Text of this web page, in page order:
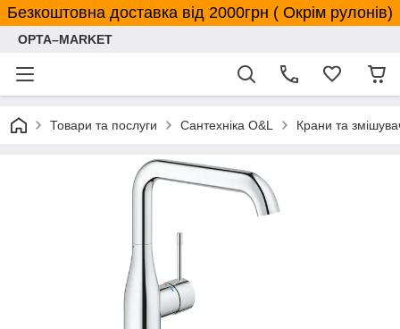
Безкоштовна доставка від 2000грн ( Окрім рулонів)
OPTA–MARKET
Товари та послуги Сантехніка O&L Крани та